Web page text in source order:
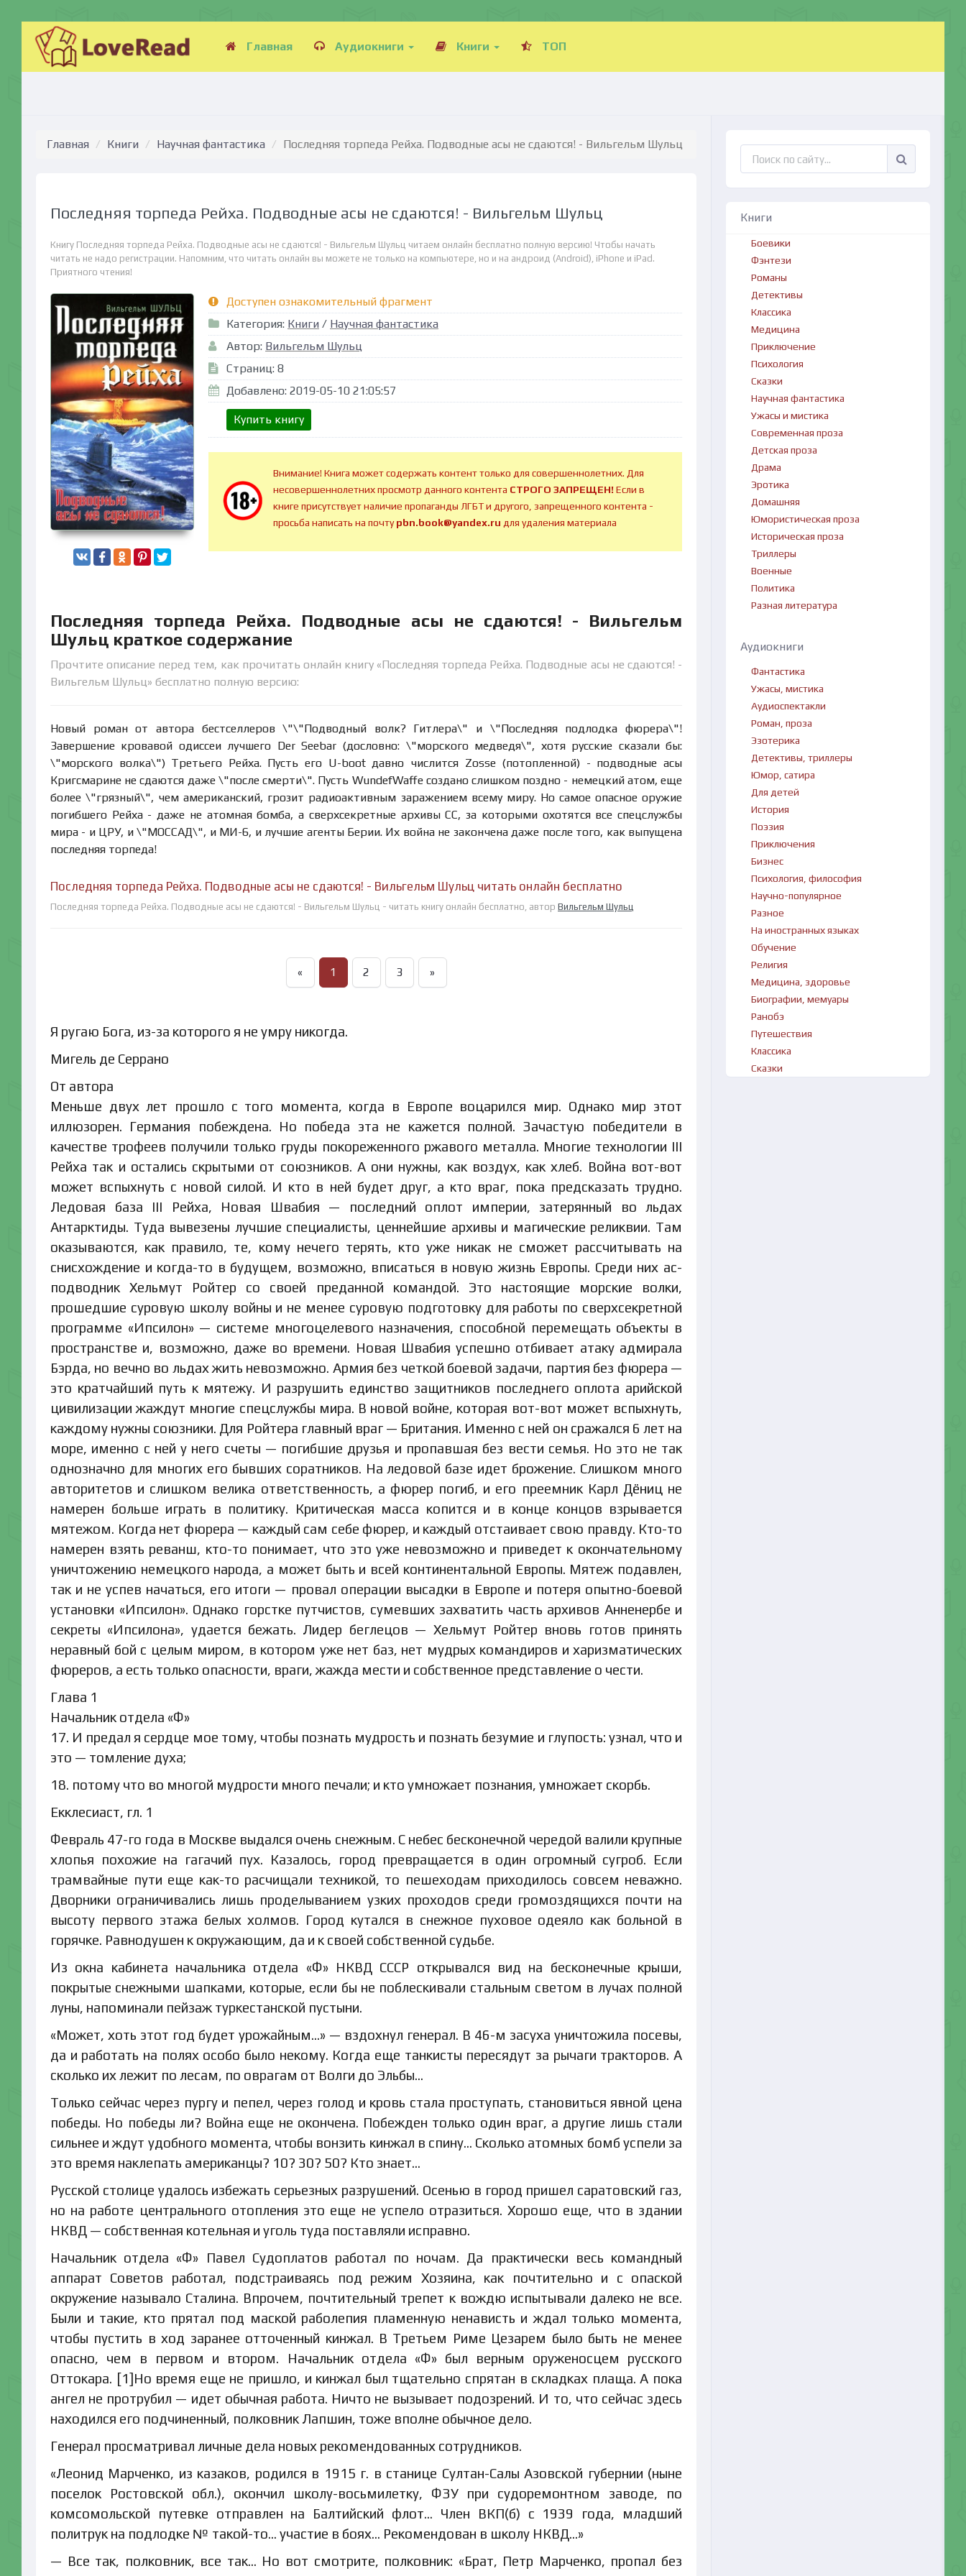
Главная Аудиокниги Книги ТОП
Главная Книги Научная фантастика Последняя торпеда Рейха. Подводные асы не сдаются! - Вильгельм Шульц
Последняя торпеда Рейха. Подводные асы не сдаются! - Вильгельм Шульц
Книгу Последняя торпеда Рейха. Подводные асы не сдаются! - Вильгельм Шульц читаем онлайн бесплатно полную версию! Чтобы начать
читать не надо регистрации. Напомним, что читать онлайн вы можете не только на компьютере, но и на андроид (Android), iPhone и iPad.
Приятного чтения!
Доступен ознакомительный фрагмент
Категория: Книги / Научная фантастика
Автор: Вильгельм Шульц
Страниц: 8
Добавлено: 2019-05-10 21:05:57
Купить книгу
Внимание! Книга может содержать контент только для совершеннолетних. Для
несовершеннолетних просмотр данного контента СТРОГО ЗАПРЕЩЕН!Если в
книге присутствует наличие пропаганды ЛГБТ и другого, запрещенного контента -
просьба написать на почтуpbn.book@yandex.ru для удаления материала
Последняя торпеда Рейха. Подводные асы не сдаются! - Вильгельм
Шульц краткое содержание
Прочтите описание перед тем, как прочитать онлайн книгу «Последняя торпеда Рейха. Подводные асы не сдаются! -
Вильгельм Шульц» бесплатно полную версию:
Новый роман от автора бестселлеров \"\"Подводный волк? Гитлера\" и \"Последняя подлодка фюрера\"!
Завершение кровавой одиссеи лучшего Der Seebar (дословно: \"морского медведя\", хотя русские сказали бы:
\"морского волка\") Третьего Рейха. Пусть его U-boot давно числится Zosse (потопленной) - подводные асы
Кригсмарине не сдаются даже \"после смерти\". Пусть WundefWaffe создано слишком поздно - немецкий атом, еще
более \"грязный\", чем американский, грозит радиоактивным заражением всему миру. Но самое опасное оружие
погибшего Рейха - даже не атомная бомба, а сверхсекретные архивы СС, за которыми охотятся все спецслужбы
мира - и ЦРУ, и \"МОССАД\", и МИ-6, и лучшие агенты Берии. Их война не закончена даже после того, как выпущена
последняя торпеда!
Последняя торпеда Рейха. Подводные асы не сдаются! - Вильгельм Шульц читать онлайн бесплатно
Последняя торпеда Рейха. Подводные асы не сдаются! - Вильгельм Шульц - читать книгу онлайн бесплатно, автор Вильгельм Шульц
« 1 2 3 »
Я ругаю Бога, из-за которого я не умру никогда.
Мигель де Серрано
От автора
Меньше двух лет прошло с того момента, когда в Европе воцарился мир. Однако мир этот
иллюзорен. Германия побеждена. Но победа эта не кажется полной. Зачастую победители в
качестве трофеев получили только груды покореженного ржавого металла. Многие технологии III
Рейха так и остались скрытыми от союзников. А они нужны, как воздух, как хлеб. Война вот-вот
может вспыхнуть с новой силой. И кто в ней будет друг, а кто враг, пока предсказать трудно.
Ледовая база III Рейха, Новая Швабия — последний оплот империи, затерянный во льдах
Антарктиды. Туда вывезены лучшие специалисты, ценнейшие архивы и магические реликвии. Там
оказываются, как правило, те, кому нечего терять, кто уже никак не сможет рассчитывать на
снисхождение и когда-то в будущем, возможно, вписаться в новую жизнь Европы. Среди них ас-
подводник Хельмут Ройтер со своей преданной командой. Это настоящие морские волки,
прошедшие суровую школу войны и не менее суровую подготовку для работы по сверхсекретной
программе «Ипсилон» — системе многоцелевого назначения, способной перемещать объекты в
пространстве и, возможно, даже во времени. Новая Швабия успешно отбивает атаку адмирала
Бэрда, но вечно во льдах жить невозможно. Армия без четкой боевой задачи, партия без фюрера —
это кратчайший путь к мятежу. И разрушить единство защитников последнего оплота арийской
цивилизации жаждут многие спецслужбы мира. В новой войне, которая вот-вот может вспыхнуть,
каждому нужны союзники. Для Ройтера главный враг — Британия. Именно с ней он сражался 6 лет на
море, именно с ней у него счеты — погибшие друзья и пропавшая без вести семья. Но это не так
однозначно для многих его бывших соратников. На ледовой базе идет брожение. Слишком много
авторитетов и слишком велика ответственность, а фюрер погиб, и его преемник Карл Дёниц не
намерен больше играть в политику. Критическая масса копится и в конце концов взрывается
мятежом. Когда нет фюрера — каждый сам себе фюрер, и каждый отстаивает свою правду. Кто-то
намерен взять реванш, кто-то понимает, что это уже невозможно и приведет к окончательному
уничтожению немецкого народа, а может быть и всей континентальной Европы. Мятеж подавлен,
так и не успев начаться, его итоги — провал операции высадки в Европе и потеря опытно-боевой
установки «Ипсилон». Однако горстке путчистов, сумевших захватить часть архивов Анненербе и
секреты «Ипсилона», удается бежать. Лидер беглецов — Хельмут Ройтер вновь готов принять
неравный бой с целым миром, в котором уже нет баз, нет мудрых командиров и харизматических
фюреров, а есть только опасности, враги, жажда мести и собственное представление о чести.
Глава 1
Начальник отдела «Ф»
17. И предал я сердце мое тому, чтобы познать мудрость и познать безумие и глупость: узнал, что и
это — томление духа;
18. потому что во многой мудрости много печали; и кто умножает познания, умножает скорбь.
Екклесиаст, гл. 1
Февраль 47-го года в Москве выдался очень снежным. С небес бесконечной чередой валили крупные
хлопья похожие на гагачий пух. Казалось, город превращается в один огромный сугроб. Если
трамвайные пути еще как-то расчищали техникой, то пешеходам приходилось совсем неважно.
Дворники ограничивались лишь проделыванием узких проходов среди громоздящихся почти на
высоту первого этажа белых холмов. Город кутался в снежное пуховое одеяло как больной в
горячке. Равнодушен к окружающим, да и к своей собственной судьбе.
Из окна кабинета начальника отдела «Ф» НКВД СССР открывался вид на бесконечные крыши,
покрытые снежными шапками, которые, если бы не поблескивали стальным светом в лучах полной
луны, напоминали пейзаж туркестанской пустыни.
«Может, хоть этот год будет урожайным…» — вздохнул генерал. В 46-м засуха уничтожила посевы,
да и работать на полях особо было некому. Когда еще танкисты пересядут за рычаги тракторов. А
сколько их лежит по лесам, по оврагам от Волги до Эльбы…
Только сейчас через пургу и пепел, через голод и кровь стала проступать, становиться явной цена
победы. Но победы ли? Война еще не окончена. Побежден только один враг, а другие лишь стали
сильнее и ждут удобного момента, чтобы вонзить кинжал в спину… Сколько атомных бомб успели за
это время наклепать американцы? 10? 30? 50? Кто знает…
Русской столице удалось избежать серьезных разрушений. Осенью в город пришел саратовский газ,
но на работе центрального отопления это еще не успело отразиться. Хорошо еще, что в здании
НКВД — собственная котельная и уголь туда поставляли исправно.
Начальник отдела «Ф» Павел Судоплатов работал по ночам. Да практически весь командный
аппарат Советов работал, подстраиваясь под режим Хозяина, как почтительно и с опаской
окружение называло Сталина. Впрочем, почтительный трепет к вождю испытывали далеко не все.
Были и такие, кто прятал под маской раболепия пламенную ненависть и ждал только момента,
чтобы пустить в ход заранее отточенный кинжал. В Третьем Риме Цезарем было быть не менее
опасно, чем в первом и втором. Начальник отдела «Ф» был верным оруженосцем русского
Оттокара. [1]Но время еще не пришло, и кинжал был тщательно спрятан в складках плаща. А пока
ангел не протрубил — идет обычная работа. Ничто не вызывает подозрений. И то, что сейчас здесь
находился его подчиненный, полковник Лапшин, тоже вполне обычное дело.
Генерал просматривал личные дела новых рекомендованных сотрудников.
«Леонид Марченко, из казаков, родился в 1915 г. в станице Султан-Салы Азовской губернии (ныне
поселок Ростовской обл.), окончил школу-восьмилетку, ФЗУ при судоремонтном заводе, по
комсомольской путевке отправлен на Балтийский флот… Член ВКП(б) с 1939 года, младший
политрук на подлодке № такой-то… участие в боях… Рекомендован в школу НКВД…»
— Все так, полковник, все так… Но вот смотрите, полковник: «Брат, Петр Марченко, пропал без
Книги
Боевики
Фэнтези
Романы
Детективы
Классика
Медицина
Приключение
Психология
Сказки
Научная фантастика
Ужасы и мистика
Современная проза
Детская проза
Драма
Эротика
Домашняя
Юмористическая проза
Историческая проза
Триллеры
Военные
Политика
Разная литература
Аудиокниги
Фантастика
Ужасы, мистика
Аудиоспектакли
Роман, проза
Эзотерика
Детективы, триллеры
Юмор, сатира
Для детей
История
Поэзия
Приключения
Бизнес
Психология, философия
Научно-популярное
Разное
На иностранных языках
Обучение
Религия
Медицина, здоровье
Биографии, мемуары
Ранобэ
Путешествия
Классика
Сказки